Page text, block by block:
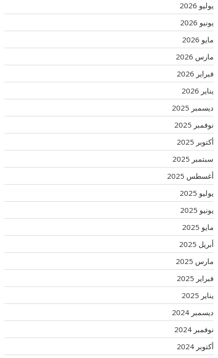
يوليو 2026
يونيو 2026
مايو 2026
مارس 2026
فبراير 2026
يناير 2026
ديسمبر 2025
نوفمبر 2025
أكتوبر 2025
سبتمبر 2025
أغسطس 2025
يوليو 2025
يونيو 2025
مايو 2025
أبريل 2025
مارس 2025
فبراير 2025
يناير 2025
ديسمبر 2024
نوفمبر 2024
أكتوبر 2024